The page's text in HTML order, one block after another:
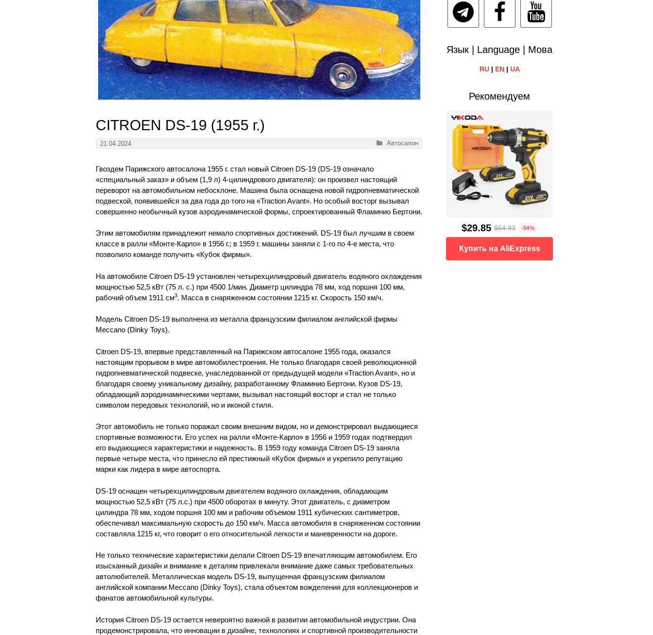
CITROEN DS-19 (1955 г.)
21.04.2024 Рубрики
Автосалон
Гвоздем Парижского автосалона 1955 г. стал новый Citroen DS-19 (DS-19 означало
«специальный заказ» и объем (1,9 л) 4-цилиндрового двигателя): он произвел настоящий
переворот на автомобильном небосклоне. Машина была оснащена новой гидропневматической
подвеской, появившейся за два года до того на «Traction Avant». Но особый восторг вызывал
совершенно необычный кузов аэродинамической формы, спроектированный Фламинио Бертони.
Этим автомобилям принадлежит немало спортивных достижений. DS-19 был лучшим в своем
классе в ралли «Монте-Карло» в 1956 г.; в 1959 г. машины заняли с 1-го по 4-е места, что
позволило команде получить «Кубок фирмы».
На автомобиле Citroen DS-19 установлен четырехцилиндровый двигатель водяного охлаждения
мощностью 52,5 кВт (75 л. с.) при 4500 1/мин. Диаметр цилиндра 78 мм, ход поршня 100 мм,
рабочий объем 1911 см3. Масса в снаряженном состоянии 1215 кг. Скорость 150 км/ч.
Модель Citroen DS-19 выполнена из металла французским филиалом английской фирмы
Meccano (Dinky Toys).
Citroen DS-19, впервые представленный на Парижском автосалоне 1955 года, оказался
настоящим прорывом в мире автомобилестроения. Не только благодаря своей революционной
гидропневматической подвеске, унаследованной от предыдущей модели «Traction Avant», но и
благодаря своему уникальному дизайну, разработанному Фламинио Бертони. Кузов DS-19,
обладающий аэродинамическими чертами, вызывал настоящий восторг и стал не только
символом передовых технологий, но и иконой стиля.
Этот автомобиль не только поражал своим внешним видом, но и демонстрировал выдающиеся
спортивные возможности. Его успех на ралли «Монте-Карло» в 1956 и 1959 годах подтвердил
его выдающиеся характеристики и надежность. В 1959 году команда Citroen DS-19 заняла
первые четыре места, что принесло ей престижный «Кубок фирмы» и укрепило репутацию
марки как лидера в мире автоспорта.
DS-19 оснащен четырехцилиндровым двигателем водяного охлаждения, обладающим
мощностью 52,5 кВт (75 л.с.) при 4500 оборотах в минуту. Этот двигатель, с диаметром
цилиндра 78 мм, ходом поршня 100 мм и рабочим объемом 1911 кубических сантиметров,
обеспечивал максимальную скорость до 150 км/ч. Масса автомобиля в снаряженном состоянии
составляла 1215 кг, что говорит о его относительной легкости и маневренности на дороге.
Не только технические характеристики делали Citroen DS-19 впечатляющим автомобилем. Его
изысканный дизайн и внимание к деталям привлекали внимание даже самых требовательных
автолюбителей. Металлическая модель DS-19, выпущенная французским филиалом
английской компании Meccano (Dinky Toys), стала объектом вожделения для коллекционеров и
фанатов автомобильной культуры.
История Citroen DS-19 остается невероятно важной в развитии автомобильной индустрии. Она
продемонстрировала, что инновации в дизайне, технологиях и спортивной производительности
Язык | Language | Мова
RU| EN| UA
Рекомендуем
$29.85 $64.93 -54%
Купить на AliExpress